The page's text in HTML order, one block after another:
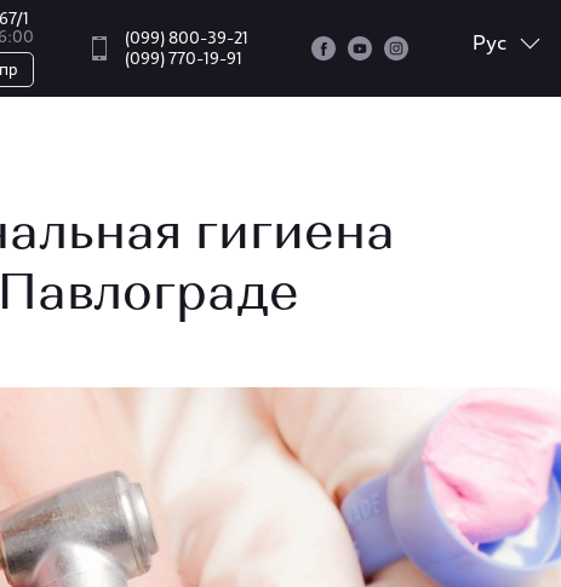
1
(099) 800-39-21
(099) 770-19-91
Рус
гигиена